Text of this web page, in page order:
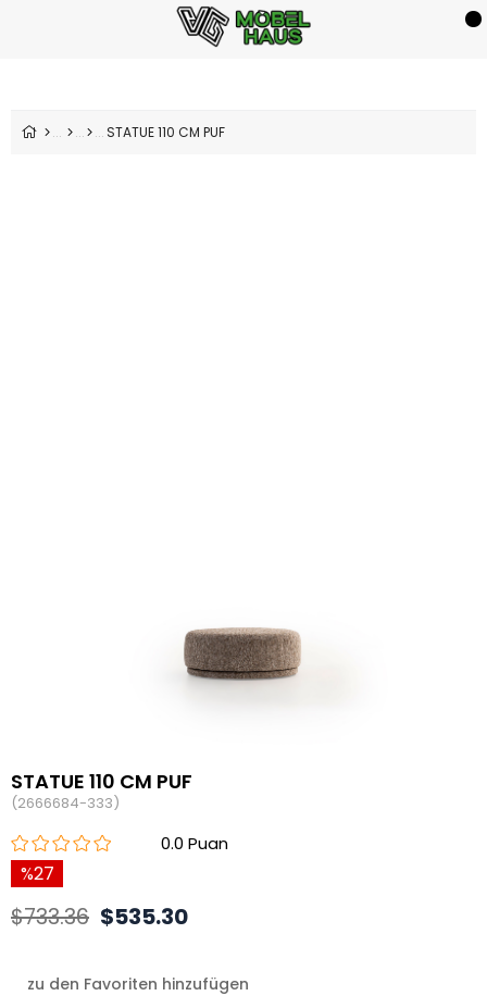
STATUE 110 CM PUF
STATUE 110 CM PUF
(2666684-333)
0.0
27
$733.36 $535.30
zu den Favoriten hinzufügen